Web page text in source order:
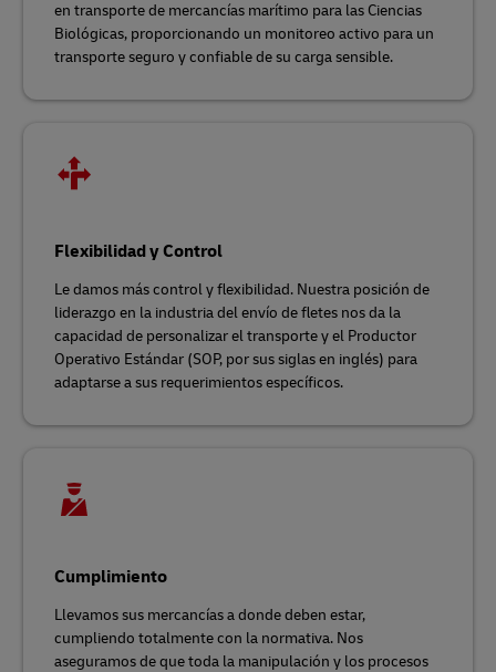
en transporte de mercancías marítimo para las Ciencias
Biológicas, proporcionando un monitoreo activo para un
transporte seguro y confiable de su carga sensible.
Flexibilidad y Control
Le damos más control y flexibilidad. Nuestra posición de
liderazgo en la industria del envío de fletes nos da la
capacidad de personalizar el transporte y el Productor
Operativo Estándar (SOP, por sus siglas en inglés) para
adaptarse a sus requerimientos específicos.
Cumplimiento
Llevamos sus mercancías a donde deben estar,
cumpliendo totalmente con la normativa. Nos
aseguramos de que toda la manipulación y los procesos